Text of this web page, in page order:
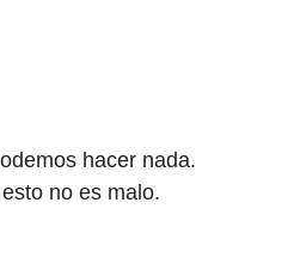
hacer nada.
no es malo.